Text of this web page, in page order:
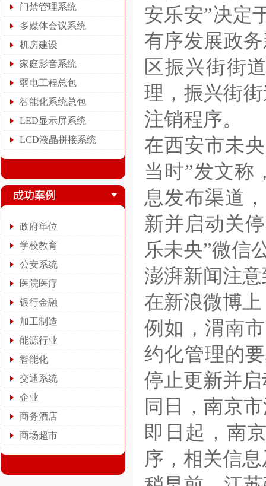
门禁管理系统
多媒体会议系统
机房建设
家庭影音系统
弱电工程总包
智能化系统总包
LED显示屏系统
LCD液晶拼接系统
政府单位
学校教育
公安系统
医院医疗
银行金融
加工制造
能源行业
智能化
交通系统
企业
商务酒店
商场超市
安乐安”决定
有序发展政
区振兴街街
理，振兴街
注销程序。
在西安市未
当时”发文称
息发布渠道
新并启动关
乐未央”微信
澎湃新闻注
在新浪微博
例如，渭南
约化管理的
停止更新并
同日，南京
即日起，南
序，相关信